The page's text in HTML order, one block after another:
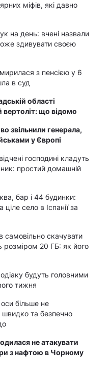
міфів, які давно
на день: вчені назвали
здивувати своєю
з пенсією у 6
в суд
області
що відомо
звільнили генерала,
у Європі
господині кладуть
простий домашній
бар і 44 будинки:
село в Іспанії за
самовільно скачувати
20 ГБ: як його
будуть головними
тижня
більше не
та безпечно
не атакувати
з нафтою в Чорному